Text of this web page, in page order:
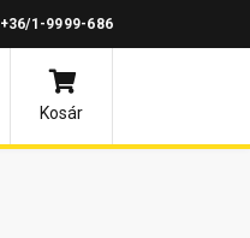
+36/1-9999-686
Kosár